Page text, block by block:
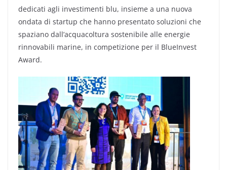
dedicati agli investimenti blu, insieme a una nuova
ondata di startup che hanno presentato soluzioni che
spaziano dall’acquacoltura sostenibile alle energie
rinnovabili marine, in competizione per il BlueInvest
Award.